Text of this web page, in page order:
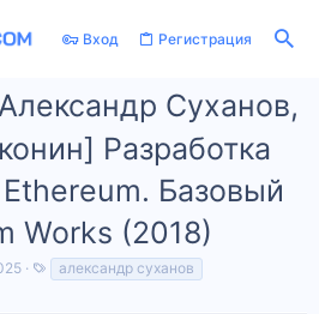
Вход Регистрация
Суханов,
Разработка
Базовый
Works (2018)
е
александр суханов